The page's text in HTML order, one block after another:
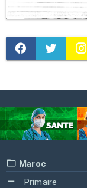
Maroc
Primaire